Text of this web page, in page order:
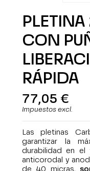
CON
RÁPIDA
77,05 €
Impuestos excl.
Las pletinas
garantizar la
durabilidad en el
anticorodal y
de 40 micras,